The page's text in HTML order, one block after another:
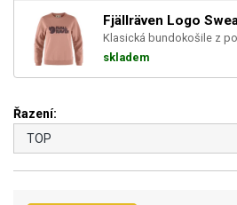
skladem
Řazení: